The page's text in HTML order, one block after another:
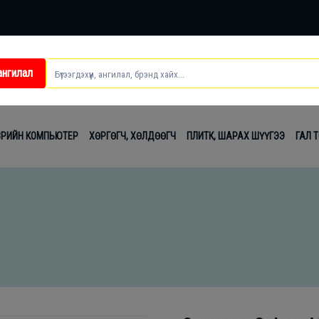
КОМПЬЮТЕР ХӨРГӨГЧ, ХӨЛДӨӨГЧ ПЛИТК, ШАРАХ ШҮҮГЭЭ ГАЛ